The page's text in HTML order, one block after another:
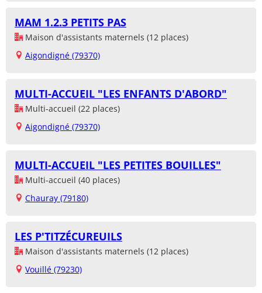
MAM 1.2.3 PETITS PAS
Maison d'assistants maternels (12 places)
Aigondigné (79370)
MULTI-ACCUEIL "LES ENFANTS D'ABORD"
Multi-accueil (22 places)
Aigondigné (79370)
MULTI-ACCUEIL "LES PETITES BOUILLES"
Multi-accueil (40 places)
Chauray (79180)
LES P'TITZÉCUREUILS
Maison d'assistants maternels (12 places)
Vouillé (79230)